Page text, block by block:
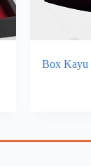
Box Kayu